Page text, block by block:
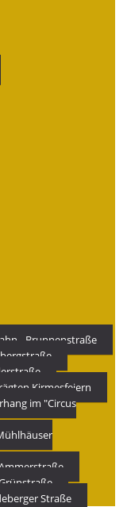
- Brunnenstraße
Kirmesfeiern
im "Circus
Straße